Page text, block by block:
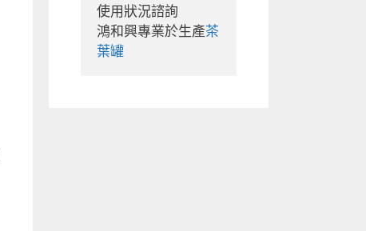
使用狀況諮詢
鴻和興專業於生產茶
葉罐